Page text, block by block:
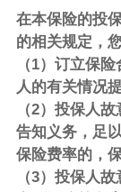
在本保险的投
的相关规定，
（1）订立保
人的有关情况
（2）投保人
告知义务，足
保险费率的，
（3）投保人